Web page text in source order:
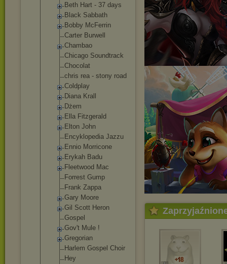
Beth Hart - 37 days
Black Sabbath
Bobby McFerrin
Carter Burwell
Chambao
Chicago Soundtrack
Chocolat
chris rea - stony road
Coldplay
Diana Krall
Dżem
Ella Fitzgerald
Elton John
Encyklopedia Jazzu
Ennio Morricone
Erykah Badu
Fleetwood Mac
Forrest Gump
Frank Zappa
Gary Moore
Gil Scott Heron
Gospel
Gov't Mule !
Gregorian
Harlem Gospel Choir
Hey